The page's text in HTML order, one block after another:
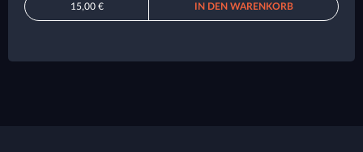
15,00 € IN DEN WARENKORB